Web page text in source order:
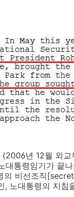
년 12월 외
대통령임기가 끝
의 비선조직
, 노대통령의 지